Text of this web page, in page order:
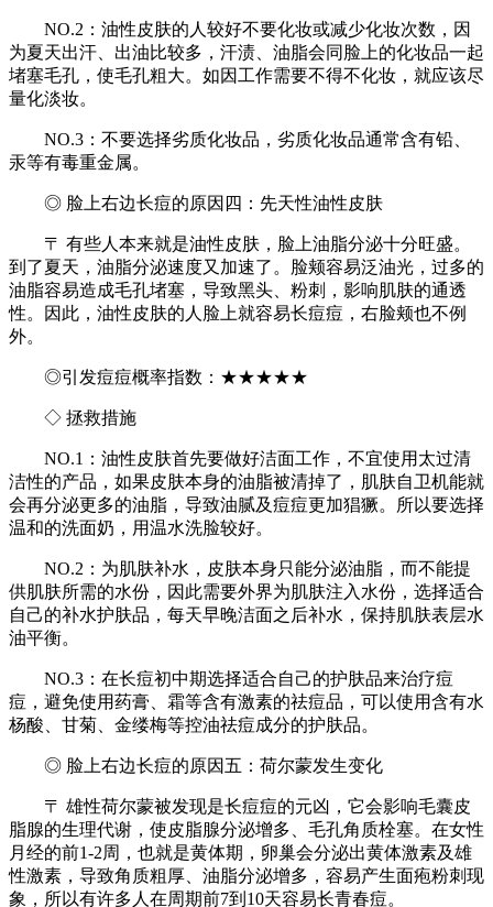
NO.2：油性皮肤的人较好不要化妆或减少化妆次数，因
为夏天出汗、出油比较多，汗渍、油脂会同脸上的化妆品一起
堵塞毛孔，使毛孔粗大。如因工作需要不得不化妆，就应该尽
量化淡妆。
NO.3：不要选择劣质化妆品，劣质化妆品通常含有铅、
汞等有毒重金属。
◎ 脸上右边长痘的原因四：先天性油性皮肤
〒 有些人本来就是油性皮肤，脸上油脂分泌十分旺盛。
到了夏天，油脂分泌速度又加速了。脸颊容易泛油光，过多的
油脂容易造成毛孔堵塞，导致黑头、粉刺，影响肌肤的通透
性。因此，油性皮肤的人脸上就容易长痘痘，右脸颊也不例
外。
◎引发痘痘概率指数：★★★★★
◇ 拯救措施
NO.1：油性皮肤首先要做好洁面工作，不宜使用太过清
洁性的产品，如果皮肤本身的油脂被清掉了，肌肤自卫机能就
会再分泌更多的油脂，导致油腻及痘痘更加猖獗。所以要选择
温和的洗面奶，用温水洗脸较好。
NO.2：为肌肤补水，皮肤本身只能分泌油脂，而不能提
供肌肤所需的水份，因此需要外界为肌肤注入水份，选择适合
自己的补水护肤品，每天早晚洁面之后补水，保持肌肤表层水
油平衡。
NO.3：在长痘初中期选择适合自己的护肤品来治疗痘
痘，避免使用药膏、霜等含有激素的祛痘品，可以使用含有水
杨酸、甘菊、金缕梅等控油祛痘成分的护肤品。
◎ 脸上右边长痘的原因五：荷尔蒙发生变化
〒 雄性荷尔蒙被发现是长痘痘的元凶，它会影响毛囊皮
脂腺的生理代谢，使皮脂腺分泌增多、毛孔角质栓塞。在女性
月经的前1-2周，也就是黄体期，卵巢会分泌出黄体激素及雄
性激素，导致角质粗厚、油脂分泌增多，容易产生面疱粉刺现
象，所以有许多人在周期前7到10天容易长青春痘。